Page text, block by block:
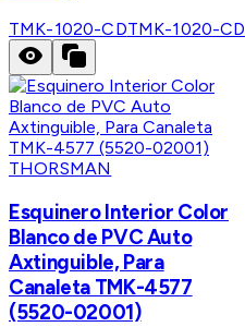
TMK-1020-CDTMK-1020-CD
THORSMAN
Esquinero Interior Color
Blanco de PVC Auto
Axtinguible, Para
Canaleta TMK-4577
(5520-02001)